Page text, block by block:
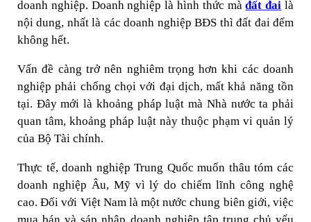
doanh nghiệp. Doanh nghiệp là hình thức màđất đai là
nội dung, nhất là các doanh nghiệp BĐS thì đất đai đếm
không hết.
Vấn đề càng trở nên nghiêm trọng hơn khi các doanh
nghiệp phải chống chọi với đại dịch, mất khả năng tồn
tại. Đây mới là khoảng pháp luật mà Nhà nước ta phải
quan tâm, khoảng pháp luật này thuộc phạm vi quản lý
của Bộ Tài chính.
Thực tế, doanh nghiệp Trung Quốc muốn thâu tóm các
doanh nghiệp Âu, Mỹ vì lý do chiếm lĩnh công nghệ
cao. Đối với Việt Nam là một nước chung biên giới, việc
mua bán và sáp nhập doanh nghiệp tập trung chủ yếu